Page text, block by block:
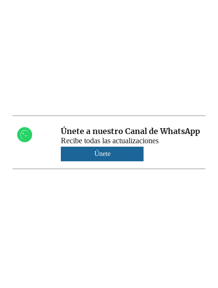
Únete a nuestro Canal de WhatsApp
Recibe todas las actualizaciones
Únete